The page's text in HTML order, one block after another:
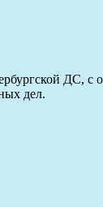
ДС, с
дел.